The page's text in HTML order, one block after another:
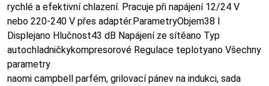
rychlé a efektivní chlazení. Pracuje při napájení 12/24 V
nebo 220-240 V přes adaptér.ParametryObjem38 l
Displejano Hlučnost43 dB Napájení ze sítěano Typ
autochladničkykompresorové Regulace teplotyano Všechny
parametry
naomi campbell parfém, grilovací pánev na indukci, sada